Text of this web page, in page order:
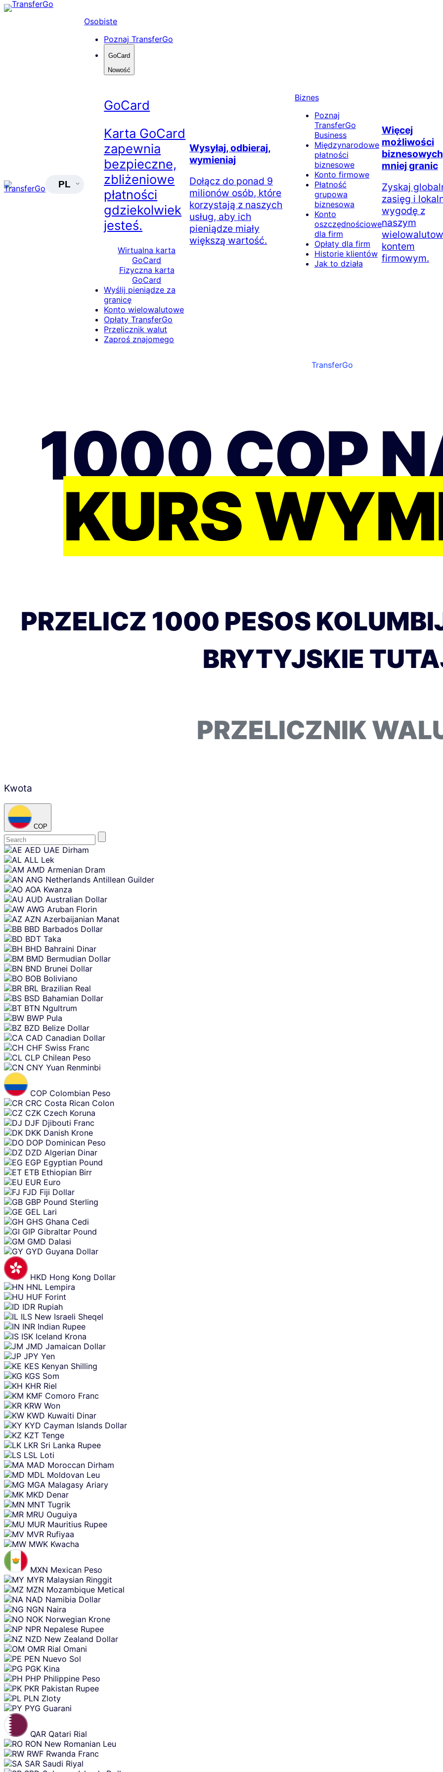
Skip
PL
Osobiste
Poznaj TransferGo
GoCard
Nowość
GoCard
Karta GoCard
zapewnia
bezpieczne,
zbliżeniowe
płatności
gdziekolwiek
jesteś.
Wirtualna karta
GoCard
Fizyczna karta
GoCard
Wyślij pieniądze za
granicę
Konto wielowalutowe
Opłaty TransferGo
Przelicznik walut
Zaproś znajomego
Wysyłaj, odbieraj,
wymieniaj
Dołącz do ponad 9
milionów osób, które
korzystają z naszych
usług, aby ich
pieniądze miały
większą wartość.
Biznes
Poznaj
TransferGo
Business
Międzynarodowe
płatności
biznesowe
Konto firmowe
Płatność
grupowa
biznesowa
Konto
oszczędnościowe
dla firm
Opłaty dla firm
Historie klientów
Jak to działa
Więcej
możliwości
mniej granic
Zyskaj
zasięg i
wygodę z
naszym
kontem
firmowym.
TransferGo
1000 COP
KURS
PRZELICZ 1000 PESOS
BRYTYJSKIE
PRZELICZNIK
Kwota
COP
Skip
content
AED UAE Dirham
ALL Lek
AMD Armenian Dram
ANG Netherlands Antillean Guilder
AOA Kwanza
AUD Australian Dollar
AWG Aruban Florin
AZN Azerbaijanian Manat
BBD Barbados Dollar
BDT Taka
BHD Bahraini Dinar
BMD Bermudian Dollar
BND Brunei Dollar
BOB Boliviano
BRL Brazilian Real
BSD Bahamian Dollar
BTN Ngultrum
BWP Pula
BZD Belize Dollar
CAD Canadian Dollar
CHF Swiss Franc
CLP Chilean Peso
CNY Yuan Renminbi
COP Colombian Peso
CRC Costa Rican Colon
CZK Czech Koruna
DJF Djibouti Franc
DKK Danish Krone
DOP Dominican Peso
DZD Algerian Dinar
EGP Egyptian Pound
ETB Ethiopian Birr
EUR Euro
FJD Fiji Dollar
GBP Pound Sterling
GEL Lari
GHS Ghana Cedi
GIP Gibraltar Pound
GMD Dalasi
GYD Guyana Dollar
HKD Hong Kong Dollar
HNL Lempira
HUF Forint
IDR Rupiah
ILS New Israeli Sheqel
INR Indian Rupee
ISK Iceland Krona
JMD Jamaican Dollar
JPY Yen
KES Kenyan Shilling
KGS Som
KHR Riel
KMF Comoro Franc
KRW Won
KWD Kuwaiti Dinar
KYD Cayman Islands Dollar
KZT Tenge
LKR Sri Lanka Rupee
LSL Loti
MAD Moroccan Dirham
MDL Moldovan Leu
MGA Malagasy Ariary
MKD Denar
MNT Tugrik
MRU Ouguiya
MUR Mauritius Rupee
MVR Rufiyaa
MWK Kwacha
MXN Mexican Peso
MYR Malaysian Ringgit
MZN Mozambique Metical
NAD Namibia Dollar
NGN Naira
NOK Norwegian Krone
NPR Nepalese Rupee
NZD New Zealand Dollar
OMR Rial Omani
PEN Nuevo Sol
PGK Kina
PHP Philippine Peso
PKR Pakistan Rupee
PLN Zloty
PYG Guarani
QAR Qatari Rial
RON New Romanian Leu
RWF Rwanda Franc
SAR Saudi Riyal